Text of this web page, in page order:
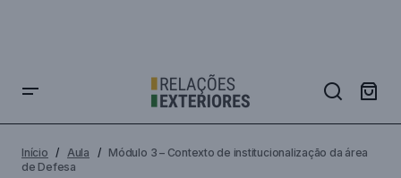
Início Aula
Módulo 3 – Contexto de institucionalização da área
de Defesa